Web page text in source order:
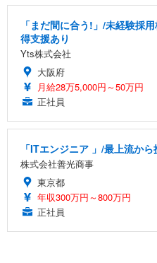
「まだ間に合う!」/未経験採
得支援あり
Yts株式会社
大阪府
月給28万5,000円～50万円
正社員
「ITエンジニア 」/最上流か
株式会社善光商事
東京都
年収300万円～800万円
正社員